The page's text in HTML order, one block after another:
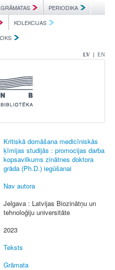
GRĀMATAS
PERIODIKA
KOLEKCIJAS
LV | EN
Kritiskā domāšana medicīniskās
ķīmijas studijās : promocijas darba
kopsavilkums zinātnes doktora
grāda (Ph.D.) iegūšanai
Nav autora
Jelgava : Latvijas Biozinātņu un
tehnoloģiju universitāte
2023
Teksts
Grāmata